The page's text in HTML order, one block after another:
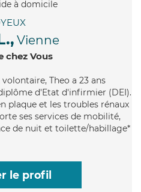
Vienne
chez Vous
Theo a 23 ans
d'Etat d'infirmier (DEI).
plaque et les troubles rénaux
ses services de mobilité,
de nuit et toilette/habillage*
le profil